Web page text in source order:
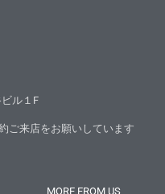
ル１F
ご来店をお願いしています
MORE FROM US